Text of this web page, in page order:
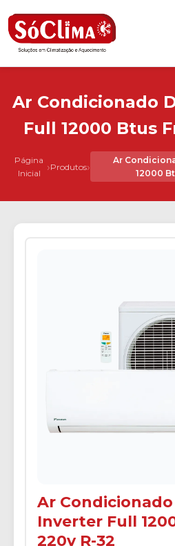
Ar Condicionado
Full 12000 Btus
Página
Inicial
›Produtos›
Ar
12000
Ar
Inverter Full
220v R-32